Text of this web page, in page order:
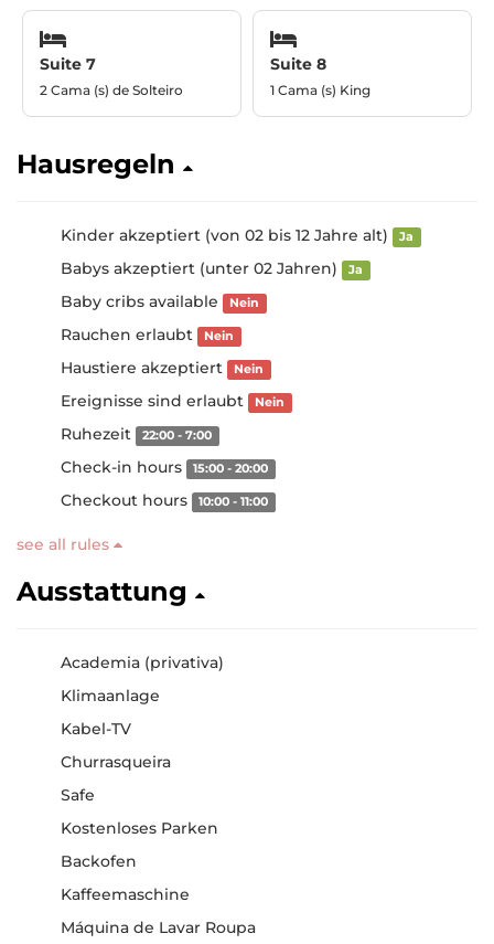
Suite 7
2 Cama (s) de Solteiro
Suite 8
1 Cama (s) King
Hausregeln
Kinder akzeptiert (von 02 bis 12 Jahre alt) Ja
Babys akzeptiert (unter 02 Jahren) Ja
Baby cribs available Nein
Rauchen erlaubt Nein
Haustiere akzeptiert Nein
Ereignisse sind erlaubt Nein
Ruhezeit 22:00 - 7:00
Check-in hours 15:00 - 20:00
Checkout hours 10:00 - 11:00
see all rules
Ausstattung
Academia (privativa)
Klimaanlage
Kabel-TV
Churrasqueira
Safe
Kostenloses Parken
Backofen
Kaffeemaschine
Máquina de Lavar Roupa